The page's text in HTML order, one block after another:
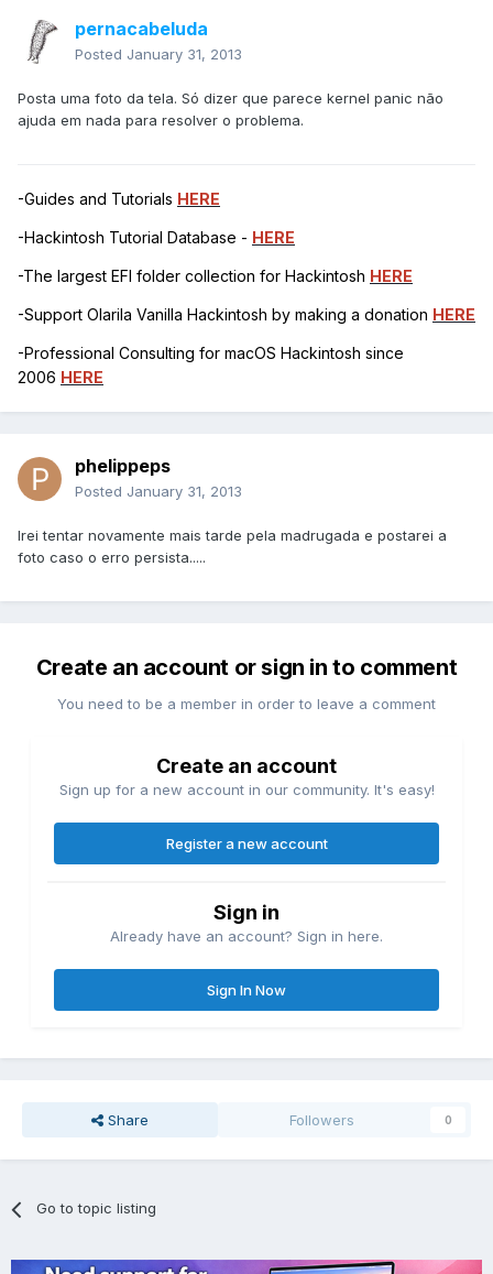
pernacabeluda
Posted January 31, 2013
Posta uma foto da tela. Só dizer que parece kernel panic não
ajuda em nada para resolver o problema.
-Guides and Tutorials HERE
-Hackintosh Tutorial Database - HERE
-The largest EFI folder collection for Hackintosh HERE
-Support Olarila Vanilla Hackintosh by making a donation HERE
-Professional Consulting for macOS Hackintosh since
2006 HERE
phelippeps
Posted January 31, 2013
Irei tentar novamente mais tarde pela madrugada e postarei a
foto caso o erro persista.....
Create an account or sign in to comment
You need to be a member in order to leave a comment
Create an account
Sign up for a new account in our community. It's easy!
Register a new account
Sign in
Already have an account? Sign in here.
Sign In Now
Share Followers 0
Go to topic listing